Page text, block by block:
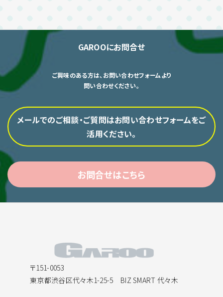
GAROOにお問合せ
ご興味のある方は、お問い合わせフォームより
問い合わせください。
メールでのご相談・ご質問はお問い合わせフォームをご
活用ください。
お問合せはこちら
〒151-0053
東京都渋谷区代々木1-25-5 BIZ SMART 代々木